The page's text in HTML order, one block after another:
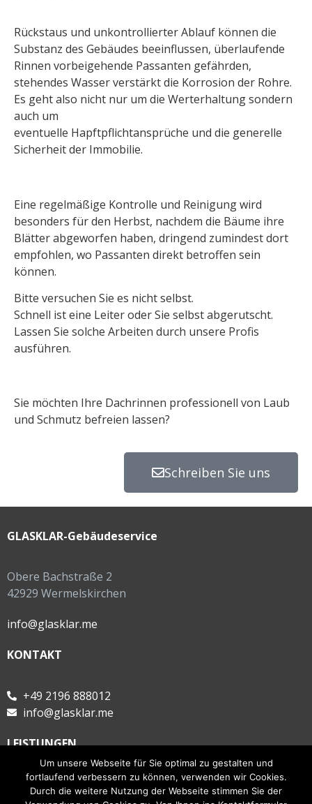
Rückstaus und unkontrollierter Ablauf können die
Substanz des Gebäudes beeinflussen, überlaufende
Rinnen vorbeigehende Passanten gefährden,
stehendes Wasser verstärkt die Korrosion der Rohre.
Es geht also nicht nur um die Werterhaltung sondern
auch um
eventuelle Hapftpflichtansprüche und die generelle
Sicherheit der Immobilie.
Eine regelmäßige Kontrolle und Reinigung wird
besonders für den Herbst, nachdem die Bäume ihre
Blätter abgeworfen haben, dringend zumindest dort
empfohlen, wo Passanten direkt betroffen sein
können.
Bitte versuchen Sie es nicht selbst.
Schnell ist eine Leiter oder Sie selbst abgerutscht.
Lassen Sie solche Arbeiten durch unsere Profis
ausführen.
Sie möchten Ihre Dachrinnen professionell von Laub
und Schmutz befreien lassen?
Schreiben Sie uns
GLASKLAR-Gebäudeservice
Obere Bachstraße 2
42929 Wermelskirchen
info@glasklar.me
KONTAKT
+49 2196 888012
info@glasklar.me
LEISTUNGEN
Objektreinigung
Haussitting
Um unsere Webseite für Sie optimal zu gestalten und
fortlaufend verbessern zu können, verwenden wir Cookies.
Durch die weitere Nutzung der Webseite stimmen Sie der